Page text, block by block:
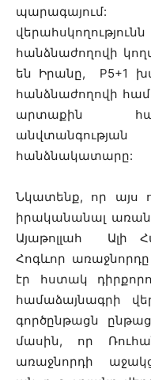
հանձնաժողովի
են Իրանը, P5+1
հանձնաժողովի
արտաքին
հանձնակատարը:
Նկատենք, որ այս
իրականանալ
Այաթոլլահ Ալի
Հոգևոր
էր հստակ
համաձայնագրի
գործընթացն
մասին, որ
առաջնորդի